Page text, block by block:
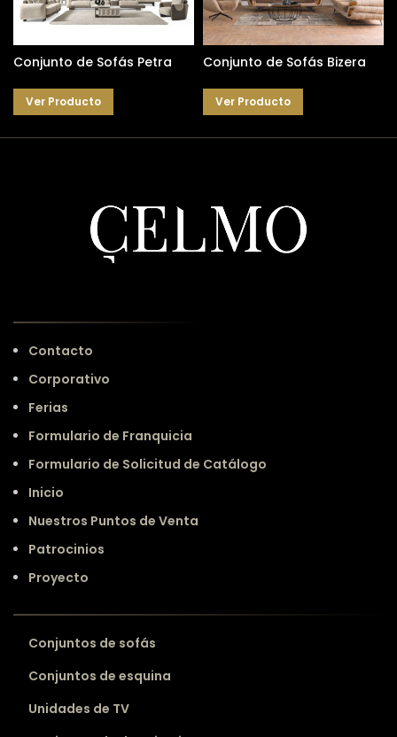
Conjunto de Sofás Petra
Ver Producto
Conjunto de Sofás Bizera
Ver Producto
Contacto
Corporativo
Ferias
Formulario de Franquicia
Formulario de Solicitud de Catálogo
Inicio
Nuestros Puntos de Venta
Patrocinios
Proyecto
Conjuntos de sofás
Conjuntos de esquina
Unidades de TV